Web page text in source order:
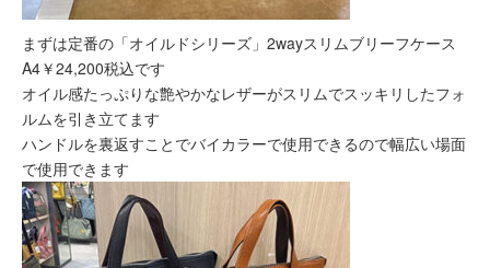
まずは定番の「オイルドシリーズ」2wayスリムブリーフケース
A4￥24,200税込です
オイル感たっぷりな艶やかなレザーがスリムでスッキリしたフォ
ルムを引き立てます
ハンドルを裏返すことでバイカラーで使用できるので幅広い場面
で使用できます